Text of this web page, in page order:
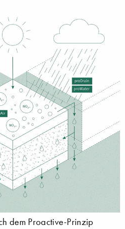
dem Proactive-Prinzip